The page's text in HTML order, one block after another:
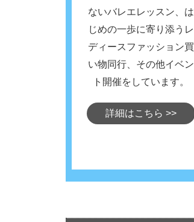
ないバレエレッスン、は
じめの一歩に寄り添うレ
ディースファッション買
い物同行、その他イベン
ト開催をしています。
詳細はこちら >>